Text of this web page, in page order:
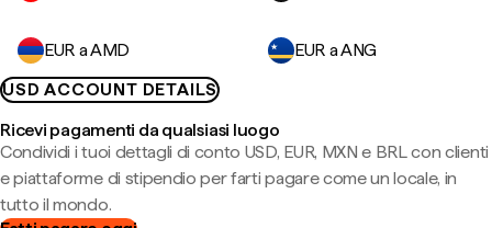
EUR a AMD
EUR a ANG
USD ACCOUNT DETAILS
Ricevi pagamenti da qualsiasi luogo
Condividi i tuoi dettagli di conto USD, EUR, MXN e BRL con clienti
e piattaforme di stipendio per farti pagare come un locale, in
tutto il mondo.